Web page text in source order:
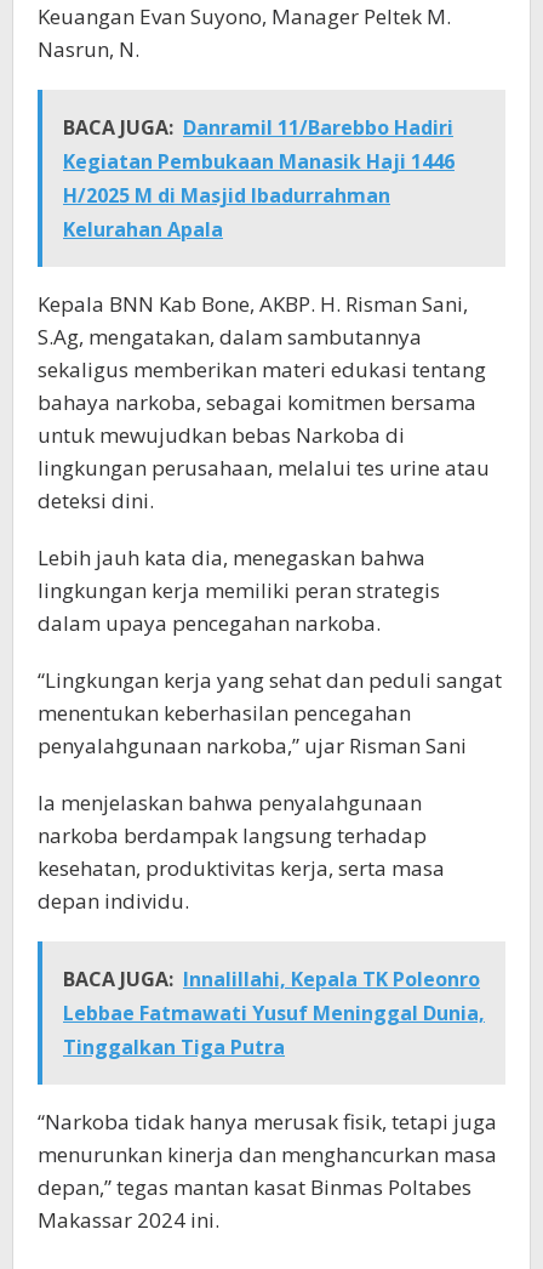
Keuangan Evan Suyono, Manager Peltek M.
Nasrun, N.
BACA JUGA: Danramil 11/Barebbo Hadiri
Kegiatan Pembukaan Manasik Haji 1446
H/2025 M di Masjid Ibadurrahman
Kelurahan Apala
Kepala BNN Kab Bone, AKBP. H. Risman Sani,
S.Ag, mengatakan, dalam sambutannya
sekaligus memberikan materi edukasi tentang
bahaya narkoba, sebagai komitmen bersama
untuk mewujudkan bebas Narkoba di
lingkungan perusahaan, melalui tes urine atau
deteksi dini.
Lebih jauh kata dia, menegaskan bahwa
lingkungan kerja memiliki peran strategis
dalam upaya pencegahan narkoba.
“Lingkungan kerja yang sehat dan peduli sangat
menentukan keberhasilan pencegahan
penyalahgunaan narkoba,” ujar Risman Sani
Ia menjelaskan bahwa penyalahgunaan
narkoba berdampak langsung terhadap
kesehatan, produktivitas kerja, serta masa
depan individu.
BACA JUGA: Innalillahi, Kepala TK Poleonro
Lebbae Fatmawati Yusuf Meninggal Dunia,
Tinggalkan Tiga Putra
“Narkoba tidak hanya merusak fisik, tetapi juga
menurunkan kinerja dan menghancurkan masa
depan,” tegas mantan kasat Binmas Poltabes
Makassar 2024 ini.